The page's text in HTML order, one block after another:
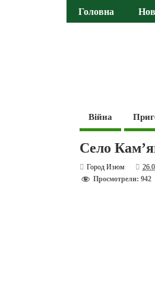
Головна
Війна
Село
Город Изюм
Просмотрели: 942